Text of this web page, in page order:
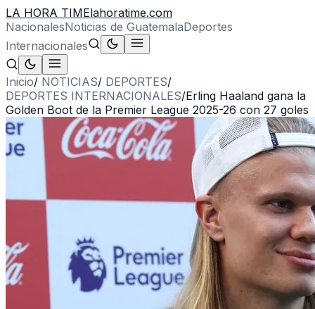
LA HORA TIMElahoratime.com
NacionalesNoticias de GuatemalaDeportes
Internacionales
Inicio/ NOTICIAS/ DEPORTES/
DEPORTES INTERNACIONALES/Erling Haaland gana la
Golden Boot de la Premier League 2025-26 con 27 goles